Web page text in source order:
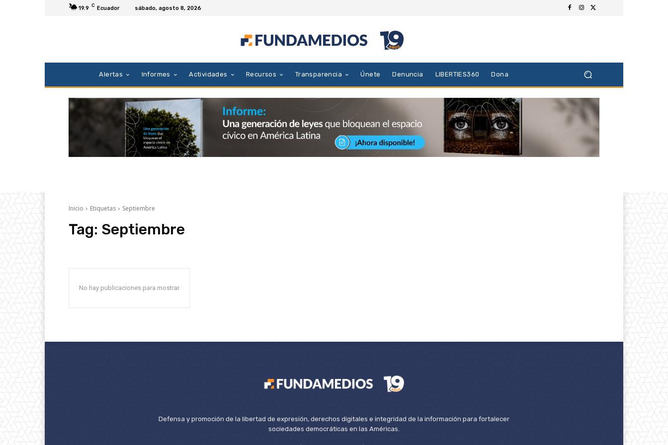
19.9 C Ecuador sábado, agosto 8, 2026
Alertas Informes Actividades Recursos Transparencia Únete Denuncia LIBERTIES360 Dona
Inicio Etiquetas Septiembre
Tag: Septiembre
No hay publicaciones para mostrar
Defensa y promoción de la libertad de expresión, derechos digitales e integridad de la información para fortalecer
sociedades democráticas en las Américas.